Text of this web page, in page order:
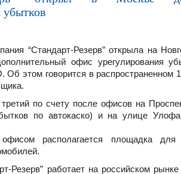
убытков
“Стандарт-Резерв” открыла на
офис урегулирования
Об этом говорится в распространенном
по счету после офисов на
по автокаско) и на улице
располагается площадка для
Резерв” работает на российском рынке